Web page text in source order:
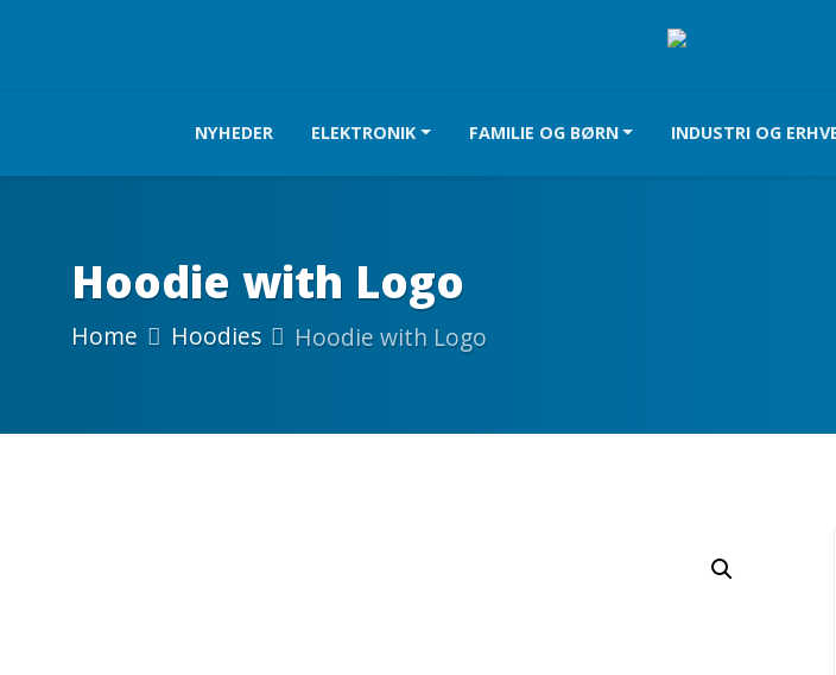
NYHEDER ELEKTRONIK FAMILIE OG BØRN INDUSTRI OG
Hoodie with Logo
Home Hoodies Hoodie with Logo